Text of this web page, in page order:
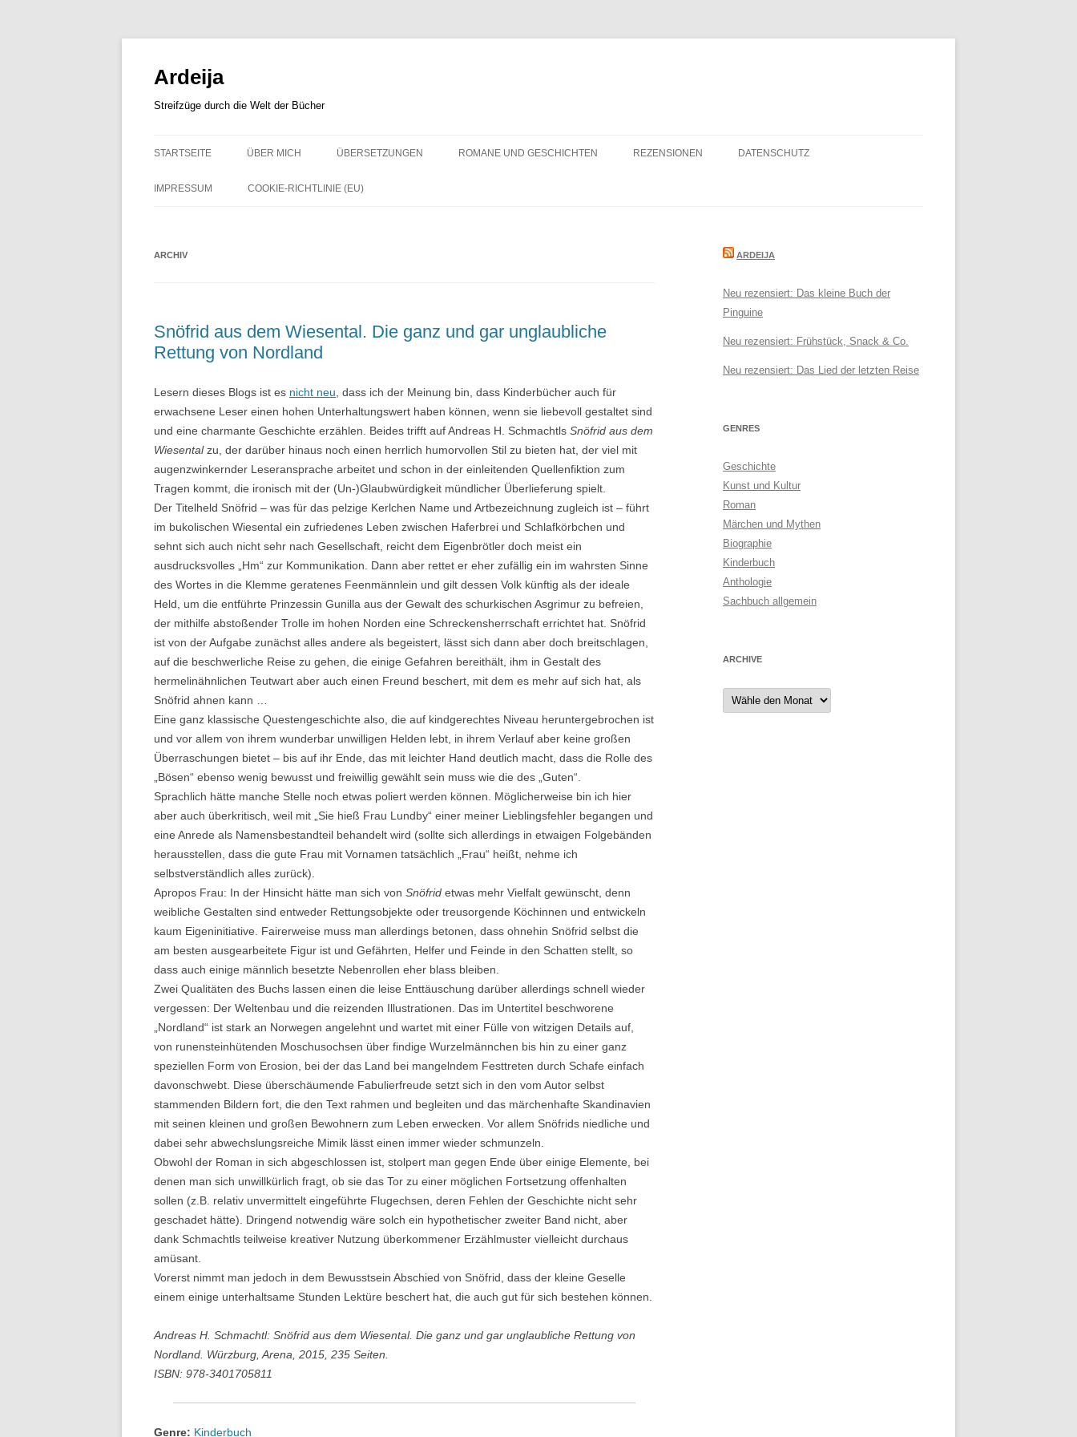
Ardeija
Streifzüge durch die Welt der Bücher
STARTSEITE ÜBER MICH ÜBERSETZUNGEN ROMANE UND GESCHICHTEN REZENSIONEN DATENSCHUTZ
IMPRESSUM COOKIE-RICHTLINIE (EU)
ARCHIV
Snöfrid aus dem Wiesental. Die ganz und gar unglaubliche
Rettung von Nordland
Lesern dieses Blogs ist es nicht neu , dass ich der Meinung bin, dass Kinderbücher auch für
erwachsene Leser einen hohen Unterhaltungswert haben können, wenn sie liebevoll gestaltet sind
und eine charmante Geschichte erzählen. Beides trifft auf Andreas H. Schmachtls Snöfrid aus dem
Wiesentalzu, der darüber hinaus noch einen herrlich humorvollen Stil zu bieten hat, der viel mit
augenzwinkernder Leseransprache arbeitet und schon in der einleitenden Quellenfiktion zum
Tragen kommt, die ironisch mit der (Un-)Glaubwürdigkeit mündlicher Überlieferung spielt.
Der Titelheld Snöfrid – was für das pelzige Kerlchen Name und Artbezeichnung zugleich ist – führt
im bukolischen Wiesental ein zufriedenes Leben zwischen Haferbrei und Schlafkörbchen und
sehnt sich auch nicht sehr nach Gesellschaft, reicht dem Eigenbrötler doch meist ein
ausdrucksvolles „Hm“ zur Kommunikation. Dann aber rettet er eher zufällig ein im wahrsten Sinne
des Wortes in die Klemme geratenes Feenmännlein und gilt dessen Volk künftig als der ideale
Held, um die entführte Prinzessin Gunilla aus der Gewalt des schurkischen Asgrimur zu befreien,
der mithilfe abstoßender Trolle im hohen Norden eine Schreckensherrschaft errichtet hat. Snöfrid
ist von der Aufgabe zunächst alles andere als begeistert, lässt sich dann aber doch breitschlagen,
auf die beschwerliche Reise zu gehen, die einige Gefahren bereithält, ihm in Gestalt des
hermelinähnlichen Teutwart aber auch einen Freund beschert, mit dem es mehr auf sich hat, als
Snöfrid ahnen kann …
Eine ganz klassische Questengeschichte also, die auf kindgerechtes Niveau heruntergebrochen ist
und vor allem von ihrem wunderbar unwilligen Helden lebt, in ihrem Verlauf aber keine großen
Überraschungen bietet – bis auf ihr Ende, das mit leichter Hand deutlich macht, dass die Rolle des
„Bösen“ ebenso wenig bewusst und freiwillig gewählt sein muss wie die des „Guten“.
Sprachlich hätte manche Stelle noch etwas poliert werden können. Möglicherweise bin ich hier
aber auch überkritisch, weil mit „Sie hieß Frau Lundby“ einer meiner Lieblingsfehler begangen und
eine Anrede als Namensbestandteil behandelt wird (sollte sich allerdings in etwaigen Folgebänden
herausstellen, dass die gute Frau mit Vornamen tatsächlich „Frau“ heißt, nehme ich
selbstverständlich alles zurück).
Apropos Frau: In der Hinsicht hätte man sich von Snöfrid etwas mehr Vielfalt gewünscht, denn
weibliche Gestalten sind entweder Rettungsobjekte oder treusorgende Köchinnen und entwickeln
kaum Eigeninitiative. Fairerweise muss man allerdings betonen, dass ohnehin Snöfrid selbst die
am besten ausgearbeitete Figur ist und Gefährten, Helfer und Feinde in den Schatten stellt, so
dass auch einige männlich besetzte Nebenrollen eher blass bleiben.
Zwei Qualitäten des Buchs lassen einen die leise Enttäuschung darüber allerdings schnell wieder
vergessen: Der Weltenbau und die reizenden Illustrationen. Das im Untertitel beschworene
„Nordland“ ist stark an Norwegen angelehnt und wartet mit einer Fülle von witzigen Details auf,
von runensteinhütenden Moschusochsen über findige Wurzelmännchen bis hin zu einer ganz
speziellen Form von Erosion, bei der das Land bei mangelndem Festtreten durch Schafe einfach
davonschwebt. Diese überschäumende Fabulierfreude setzt sich in den vom Autor selbst
stammenden Bildern fort, die den Text rahmen und begleiten und das märchenhafte Skandinavien
mit seinen kleinen und großen Bewohnern zum Leben erwecken. Vor allem Snöfrids niedliche und
dabei sehr abwechslungsreiche Mimik lässt einen immer wieder schmunzeln.
Obwohl der Roman in sich abgeschlossen ist, stolpert man gegen Ende über einige Elemente, bei
denen man sich unwillkürlich fragt, ob sie das Tor zu einer möglichen Fortsetzung offenhalten
sollen (z.B. relativ unvermittelt eingeführte Flugechsen, deren Fehlen der Geschichte nicht sehr
geschadet hätte). Dringend notwendig wäre solch ein hypothetischer zweiter Band nicht, aber
dank Schmachtls teilweise kreativer Nutzung überkommener Erzählmuster vielleicht durchaus
amüsant.
Vorerst nimmt man jedoch in dem Bewusstsein Abschied von Snöfrid, dass der kleine Geselle
einem einige unterhaltsame Stunden Lektüre beschert hat, die auch gut für sich bestehen können.
Andreas H. Schmachtl: Snöfrid aus dem Wiesental. Die ganz und gar unglaubliche Rettung von
Nordland. Würzburg, Arena, 2015, 235 Seiten.
ISBN: 978-3401705811
Genre: Kinderbuch
ARDEIJA
Neu rezensiert: Das kleine Buch der
Pinguine
Neu rezensiert: Frühstück, Snack & Co.
Neu rezensiert: Das Lied der letzten Reise
GENRES
Geschichte
Kunst und Kultur
Roman
Märchen und Mythen
Biographie
Kinderbuch
Anthologie
Sachbuch allgemein
ARCHIVE
Archive